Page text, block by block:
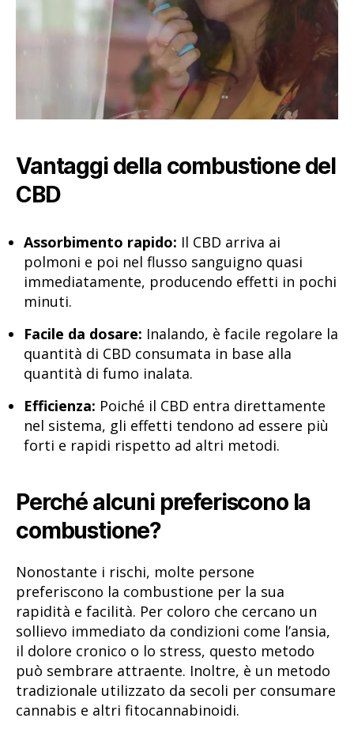
Vantaggi della combustione del
CBD
Assorbimento rapido: Il CBD arriva ai
polmoni e poi nel flusso sanguigno quasi
immediatamente, producendo effetti in pochi
minuti.
Facile da dosare: Inalando, è facile regolare la
quantità di CBD consumata in base alla
quantità di fumo inalata.
Efficienza: Poiché il CBD entra direttamente
nel sistema, gli effetti tendono ad essere più
forti e rapidi rispetto ad altri metodi.
Perché alcuni preferiscono la
combustione?
Nonostante i rischi, molte persone
preferiscono la combustione per la sua
rapidità e facilità. Per coloro che cercano un
sollievo immediato da condizioni come l’ansia,
il dolore cronico o lo stress, questo metodo
può sembrare attraente. Inoltre, è un metodo
tradizionale utilizzato da secoli per consumare
cannabis e altri fitocannabinoidi.